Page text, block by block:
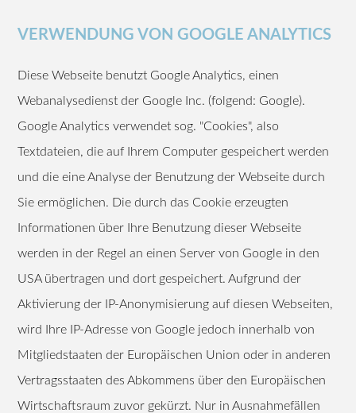
VERWENDUNG VON GOOGLE ANALYTICS
Diese Webseite benutzt Google Analytics, einen
Webanalysedienst der Google Inc. (folgend: Google).
Google Analytics verwendet sog. "Cookies", also
Textdateien, die auf Ihrem Computer gespeichert werden
und die eine Analyse der Benutzung der Webseite durch
Sie ermöglichen. Die durch das Cookie erzeugten
Informationen über Ihre Benutzung dieser Webseite
werden in der Regel an einen Server von Google in den
USA übertragen und dort gespeichert. Aufgrund der
Aktivierung der IP-Anonymisierung auf diesen Webseiten,
wird Ihre IP-Adresse von Google jedoch innerhalb von
Mitgliedstaaten der Europäischen Union oder in anderen
Vertragsstaaten des Abkommens über den Europäischen
Wirtschaftsraum zuvor gekürzt. Nur in Ausnahmefällen